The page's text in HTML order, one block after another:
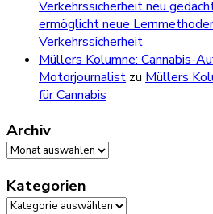
Verkehrssicherheit neu
ermöglicht neue
Verkehrssicherheit
Müllers Kolumne: Cannabis-
Motorjournalist zu Müllers
für Cannabis
Archiv
Archiv
Kategorien
Kategorien